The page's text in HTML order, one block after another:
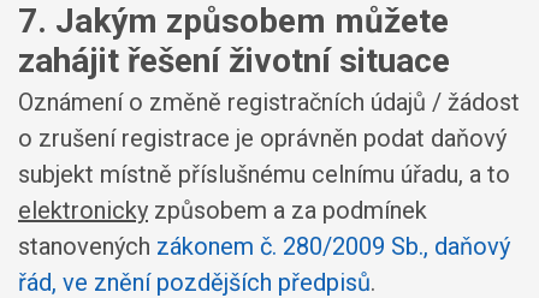
7. Jakým způsobem můžete
zahájit řešení životní situace
Oznámení o změně registračních údajů / žádost
o zrušení registrace je oprávněn podat daňový
subjekt místně příslušnému celnímu úřadu, a to
elektronicky způsobem a za podmínek
stanovených zákonem č. 280/2009 Sb., daňový
řád, ve znění pozdějších předpisů.